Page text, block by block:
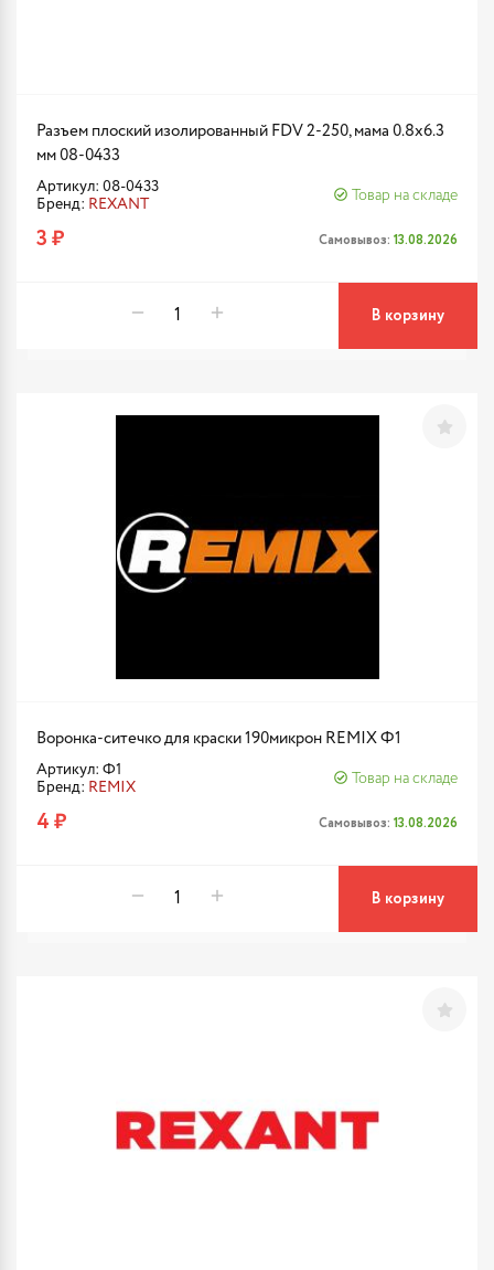
Разъем плоский изолированный FDV 2-250, мама 0.8x6.3
мм 08-0433
Артикул: 08-0433
Бренд: REXANT
Товар на складе
3 ₽ Самовывоз: 13.08.2026
В корзину
Воронка-ситечко для краски 190микрон REMIX Ф1
Артикул: Ф1
Бренд: REMIX
Товар на складе
4 ₽ Самовывоз: 13.08.2026
В корзину